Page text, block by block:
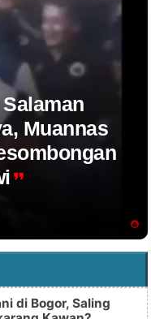
Muannas
di Bogor, Saling